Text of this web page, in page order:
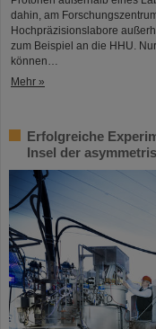
dahin, am
Hochpräzisionslabore
zum Beispiel an die HHU.
können…
Mehr »
Erfolgreiche
Insel der